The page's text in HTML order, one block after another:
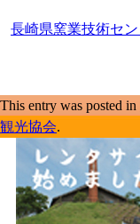
長崎県窯業技術セ
This entry was posted in
観光協会.